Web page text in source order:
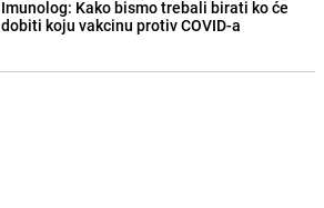
Imunolog: Kako bismo trebali birati ko će
dobiti koju vakcinu protiv COVID-a